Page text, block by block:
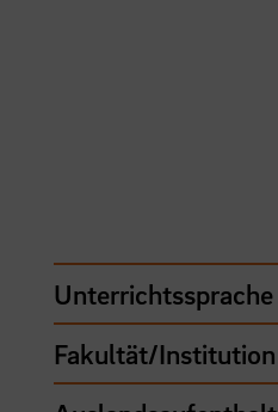
Unterrichtssprache
Fakultät/Institution